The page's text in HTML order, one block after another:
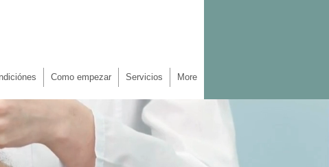
Como empezar Servicios More